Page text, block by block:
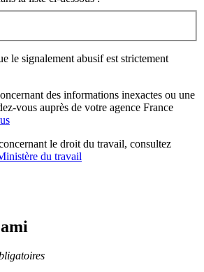
le signalement abusif est strictement
des informations inexactes ou une
vous auprès de votre agence France
le droit du travail, consultez
du travail